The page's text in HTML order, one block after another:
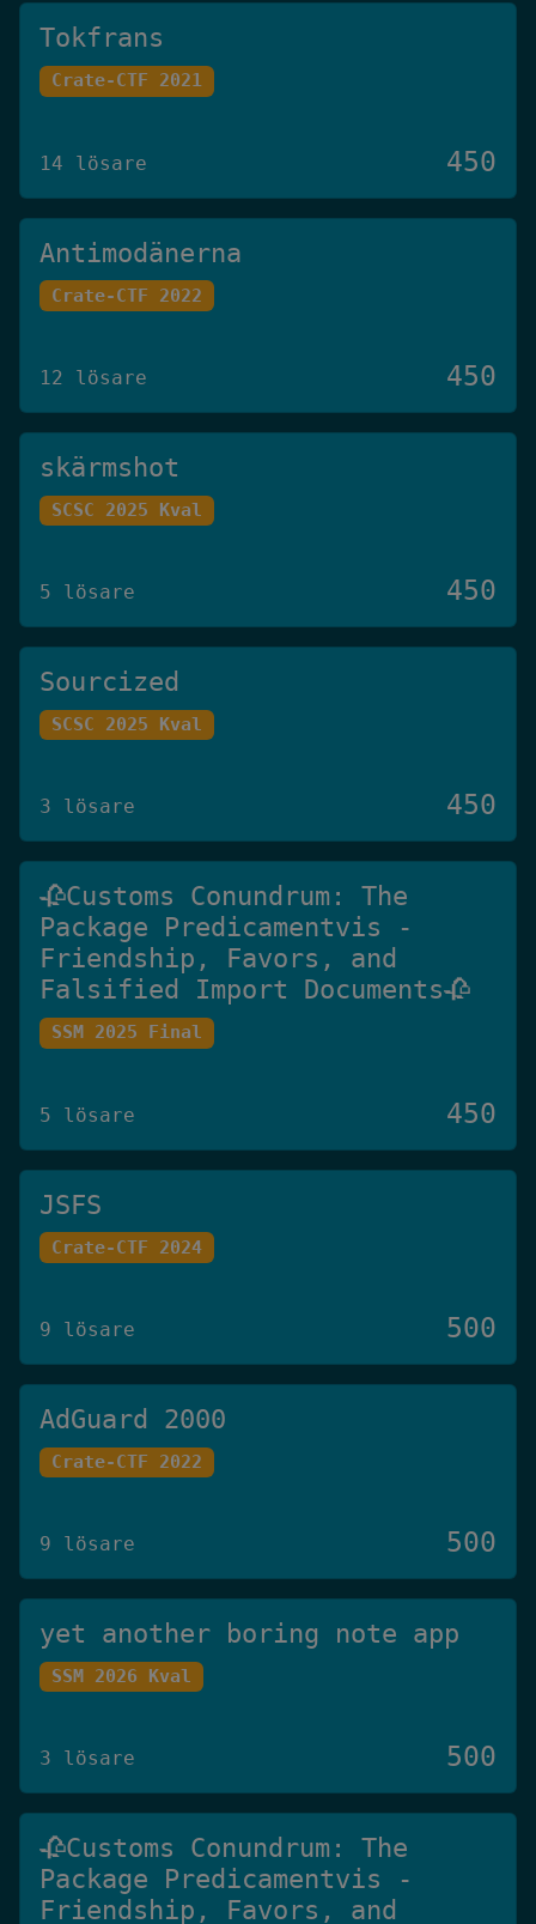
Tokfrans
Crate-CTF 2021
14 lösare 450
Antimodänerna
Crate-CTF 2022
12 lösare 450
skärmshot
SCSC 2025 Kval
5 lösare 450
Sourcized
SCSC 2025 Kval
3 lösare 450
🥀Customs Conundrum: The
Package Predicamentvis -
Friendship, Favors, and
Falsified Import Documents🥀
SSM 2025 Final
5 lösare 450
JSFS
Crate-CTF 2024
9 lösare 500
AdGuard 2000
Crate-CTF 2022
9 lösare 500
yet another boring note app
SSM 2026 Kval
3 lösare 500
🥀Customs Conundrum: The
Package Predicamentvis -
Friendship, Favors, and